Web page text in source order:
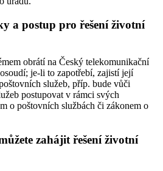
a postup pro řešení životní
obrátí na Český telekomunikační
je-li to zapotřebí, zajistí její
služeb, příp. bude vůči
postupovat v rámci svých
o poštovních službách či zákonem o
zahájit řešení životní